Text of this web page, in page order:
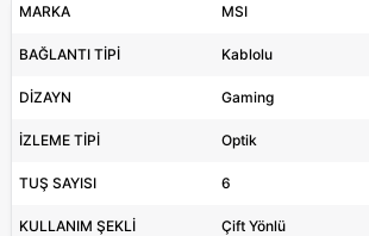
MARKA MSI
BAĞLANTI TİPİ Kablolu
DİZAYN Gaming
İZLEME TİPİ Optik
TUŞ SAYISI 6
KULLANIM ŞEKLİ Çift Yönlü